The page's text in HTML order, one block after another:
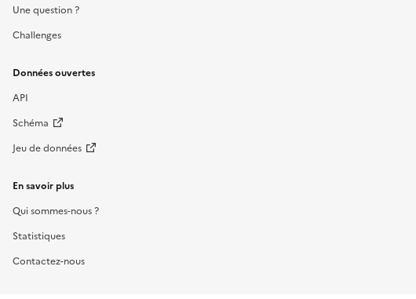
Une question ?
Challenges
Données ouvertes
API
Schéma
Jeu de données
En savoir plus
Qui sommes-nous ?
Statistiques
Contactez-nous